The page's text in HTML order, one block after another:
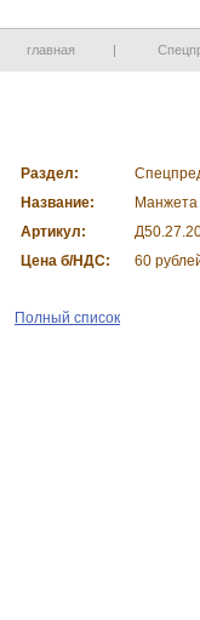
главная |
Раздел:
Название:
Манжета
Артикул:
Цена б/НДС:
60
Полный список